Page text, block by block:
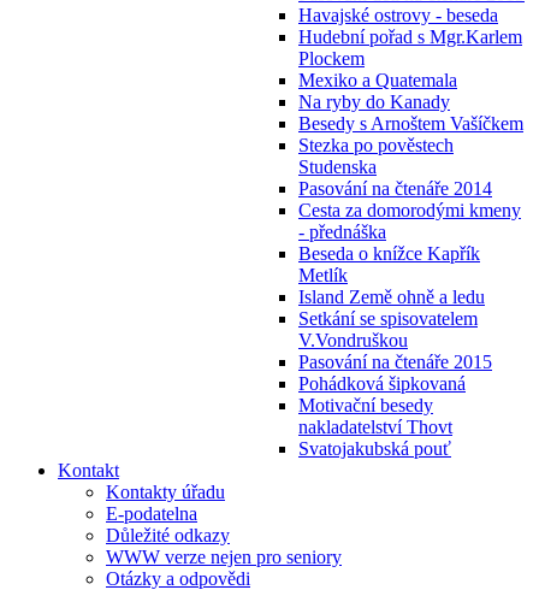
Havajské ostrovy - beseda
Hudební pořad s Mgr.Karlem
Plockem
Mexiko a Quatemala
Na ryby do Kanady
Besedy s Arnoštem Vašíčkem
Stezka po pověstech
Studenska
Pasování na čtenáře 2014
Cesta za domorodými kmeny
- přednáška
Beseda o knížce Kapřík
Metlík
Island Země ohně a ledu
Setkání se spisovatelem
V.Vondruškou
Pasování na čtenáře 2015
Pohádková šipkovaná
Motivační besedy
nakladatelství Thovt
Svatojakubská pouť
Kontakt
Kontakty úřadu
E-podatelna
Důležité odkazy
WWW verze nejen pro seniory
Otázky a odpovědi